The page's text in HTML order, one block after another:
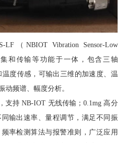
（NBIOT Vibration Sensor-Low
集和传输等功能于一体，包含三轴
度传感，可输出三维的加速度、温
动频谱、幅度分析。
支持 NB-IOT 无线传输；0.1mg 高分
输出速率、量程调节，满足不同振
率检测算法与报警准则，广泛应用